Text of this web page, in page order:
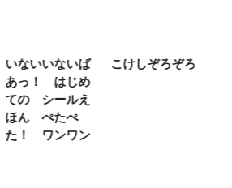
いないいないば
あっ！ はじめ
ての シールえ
ほん ぺたぺ
た！ ワンワン
こけしぞろぞろ